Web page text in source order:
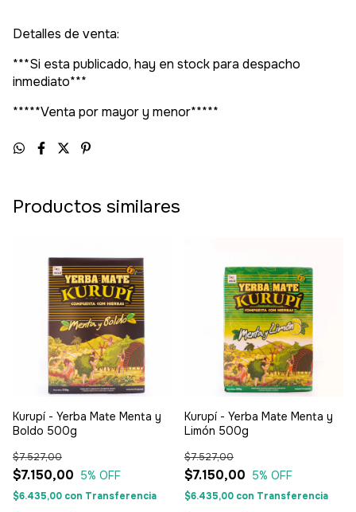
Detalles de venta:
***Si esta publicado, hay en stock para despacho
inmediato***
*****Venta por mayor y menor*****
Productos similares
Kurupí - Yerba Mate Menta y
Boldo 500g
$7.150,00
$7.527,00
5% OFF
$6.435,00 con Transferencia
Kurupí - Yerba Mate Menta y
Limón 500g
$7.150,00
$7.527,00
5% OFF
$6.435,00 con Transferencia